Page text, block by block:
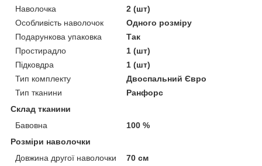
Наволочка
2 (шт)
Особливість наволочок
Одного розміру
Подарункова упаковка
Так
Простирадло
1 (шт)
Підковдра
1 (шт)
Тип комплекту
Двоспальний Євро
Тип тканини
Ранфорс
Склад тканини
Бавовна
100 %
Розміри наволочки
Довжина другої наволочки
70 см